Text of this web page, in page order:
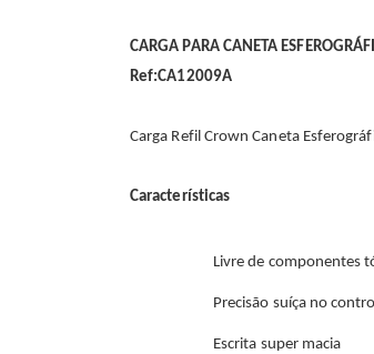
de
imagens
CARGA PARA CANETA
Ref:CA12009A
Carga Refil Crown Caneta
Características
Livre de componentes
Precisão suíça no
Escrita super macia